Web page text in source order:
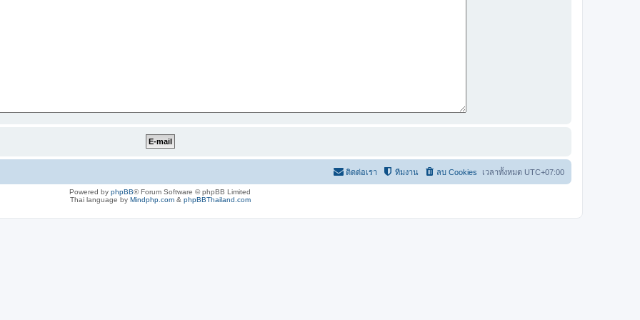
เวลาทั้งหมด UTC+07:00
ลบ Cookies
ทีมงาน
ติดต่อเรา
Powered by phpBB® Forum Software © phpBB Limited
Thai language by Mindphp.com& phpBBThailand.com